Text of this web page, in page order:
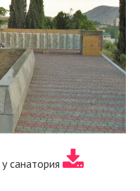
санатория